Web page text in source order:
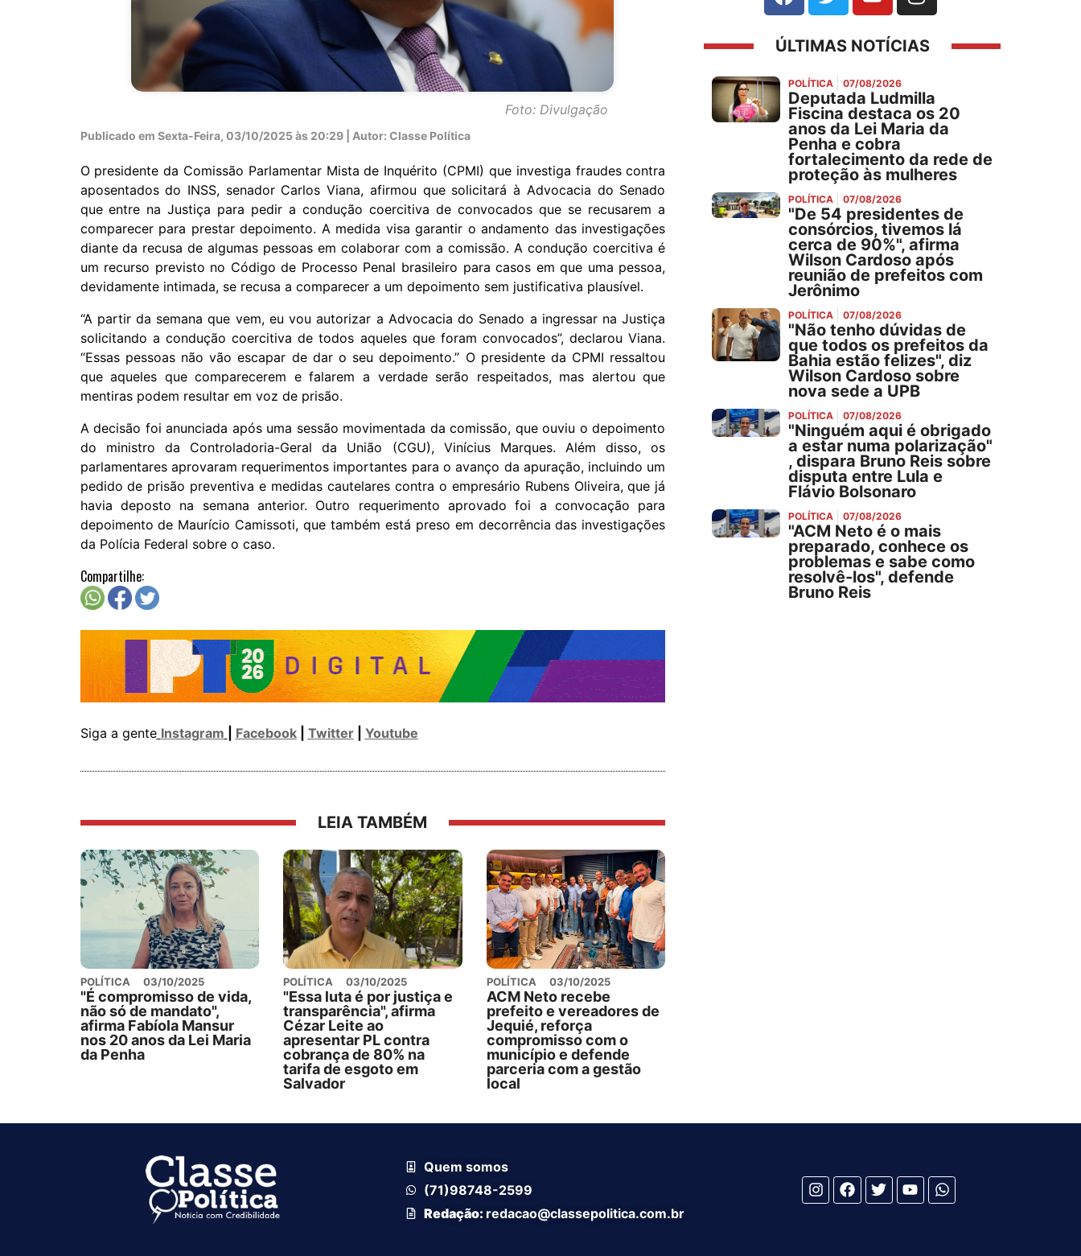
Foto: Divulgação
Publicado em Sexta-Feira, 03/10/2025 às 20:29 | Autor: Classe Política
O presidente da Comissão Parlamentar Mista de Inquérito (CPMI) que investiga fraudes contra
aposentados do INSS, senador Carlos Viana, afirmou que solicitará à Advocacia do Senado
que entre na Justiça para pedir a condução coercitiva de convocados que se recusarem a
comparecer para prestar depoimento. A medida visa garantir o andamento das investigações
diante da recusa de algumas pessoas em colaborar com a comissão. A condução coercitiva é
um recurso previsto no Código de Processo Penal brasileiro para casos em que uma pessoa,
devidamente intimada, se recusa a comparecer a um depoimento sem justificativa plausível.
“A partir da semana que vem, eu vou autorizar a Advocacia do Senado a ingressar na Justiça
solicitando a condução coercitiva de todos aqueles que foram convocados”, declarou Viana.
“Essas pessoas não vão escapar de dar o seu depoimento.” O presidente da CPMI ressaltou
que aqueles que comparecerem e falarem a verdade serão respeitados, mas alertou que
mentiras podem resultar em voz de prisão.
A decisão foi anunciada após uma sessão movimentada da comissão, que ouviu o depoimento
do ministro da Controladoria-Geral da União (CGU), Vinícius Marques. Além disso, os
parlamentares aprovaram requerimentos importantes para o avanço da apuração, incluindo um
pedido de prisão preventiva e medidas cautelares contra o empresário Rubens Oliveira, que já
havia deposto na semana anterior. Outro requerimento aprovado foi a convocação para
depoimento de Maurício Camissoti, que também está preso em decorrência das investigações
da Polícia Federal sobre o caso.
Compartilhe:
Siga a gente Instagram Facebook| Twitter| Youtube
LEIA TAMBÉM
POLÍTICA 03/10/2025
"É compromisso de vida,
não só de mandato",
afirma Fabíola Mansur
nos 20 anos da Lei Maria
da Penha
POLÍTICA 03/10/2025
"Essa luta é por justiça e
transparência", afirma
Cézar Leite ao
apresentar PL contra
cobrança de 80% na
tarifa de esgoto em
Salvador
POLÍTICA 03/10/2025
ACM Neto recebe
prefeito e vereadores de
Jequié, reforça
compromisso com o
município e defende
parceria com a gestão
local
ÚLTIMAS NOTÍCIAS
POLÍTICA 07/08/2026
Deputada Ludmilla
Fiscina destaca os 20
anos da Lei Maria da
Penha e cobra
fortalecimento da rede de
proteção às mulheres
POLÍTICA 07/08/2026
"De 54 presidentes de
consórcios, tivemos lá
cerca de 90%", afirma
Wilson Cardoso após
reunião de prefeitos com
Jerônimo
POLÍTICA 07/08/2026
"Não tenho dúvidas de
que todos os prefeitos da
Bahia estão felizes", diz
Wilson Cardoso sobre
nova sede a UPB
POLÍTICA 07/08/2026
"Ninguém aqui é obrigado
a estar numa polarização"
, dispara Bruno Reis sobre
disputa entre Lula e
Flávio Bolsonaro
POLÍTICA 07/08/2026
"ACM Neto é o mais
preparado, conhece os
problemas e sabe como
resolvê-los", defende
Bruno Reis
Quem somos
(71)98748-2599
Redação: redacao@classepolitica.com.br